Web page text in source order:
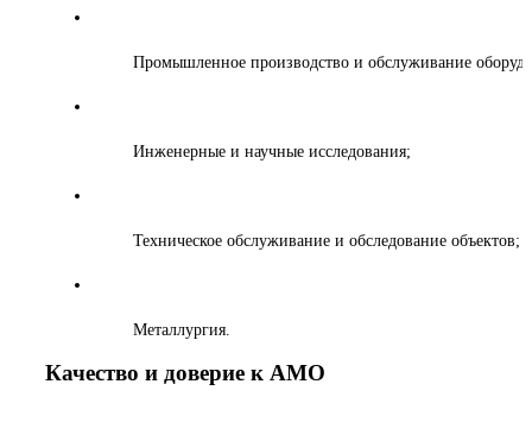
Промышленное производство и обслуживание
Инженерные и научные исследования;
Техническое обслуживание и обследование объектов;
Металлургия.
Качество и доверие к AMO